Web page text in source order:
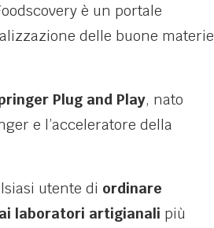
è un portale
delle buone materie
Plug and Play, nato
e l’acceleratore della
utente di ordinare
laboratori artigianali più